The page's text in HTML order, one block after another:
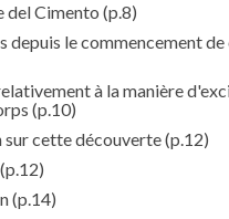
del Cimento (p.8)
depuis le commencement de
à la manière
(p.10)
cette découverte(p.12)
(p.12)
(p.14)